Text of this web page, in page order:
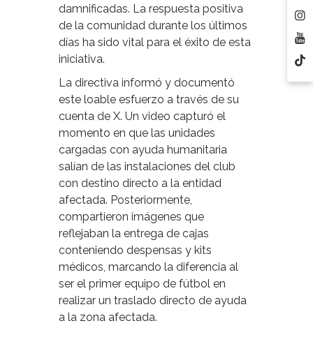
damnificadas. La respuesta positiva
de la comunidad durante los últimos
días ha sido vital para el éxito de esta
iniciativa.
La directiva informó y documentó
este loable esfuerzo a través de su
cuenta de X. Un video capturó el
momento en que las unidades
cargadas con ayuda humanitaria
salían de las instalaciones del club
con destino directo a la entidad
afectada. Posteriormente,
compartieron imágenes que
reflejaban la entrega de cajas
conteniendo despensas y kits
médicos, marcando la diferencia al
ser el primer equipo de fútbol en
realizar un traslado directo de ayuda
a la zona afectada.